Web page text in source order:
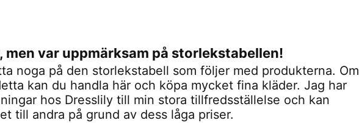
men var uppmärksam på storlekstabellen!
noga på den storlekstabell som följer med produkterna. Om
kan du handla här och köpa mycket fina kläder. Jag har
hos Dresslily till min stora tillfredsställelse och kan
till andra på grund av dess låga priser.